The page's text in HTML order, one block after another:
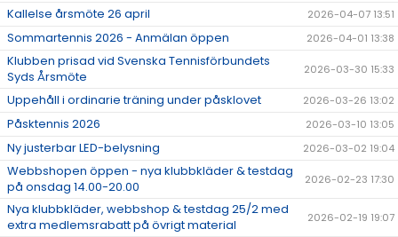
Kallelse årsmöte 26 april 2026-04-07 13:51
Sommartennis 2026 - Anmälan öppen 2026-04-01 13:38
Klubben prisad vid Svenska Tennisförbundets
Syds Årsmöte
2026-03-30 15:33
Uppehåll i ordinarie träning under påsklovet 2026-03-26 13:02
Påsktennis 2026 2026-03-10 13:05
Ny justerbar LED-belysning 2026-03-02 19:04
Webbshopen öppen - nya klubbkläder & testdag
på onsdag 14.00-20.00
2026-02-23 17:30
Nya klubbkläder, webbshop & testdag 25/2 med
extra medlemsrabatt på övrigt material
2026-02-19 19:07